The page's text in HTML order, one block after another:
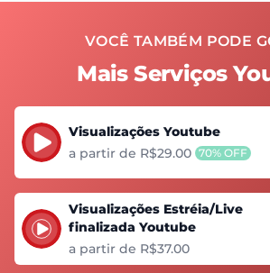
VOCÊ TAMBÉM PODE
Mais Serviços
Visualizações Youtube
a partir de R$29.00 70% OFF
Visualizações Estréia/Live
finalizada Youtube
a partir de R$37.00